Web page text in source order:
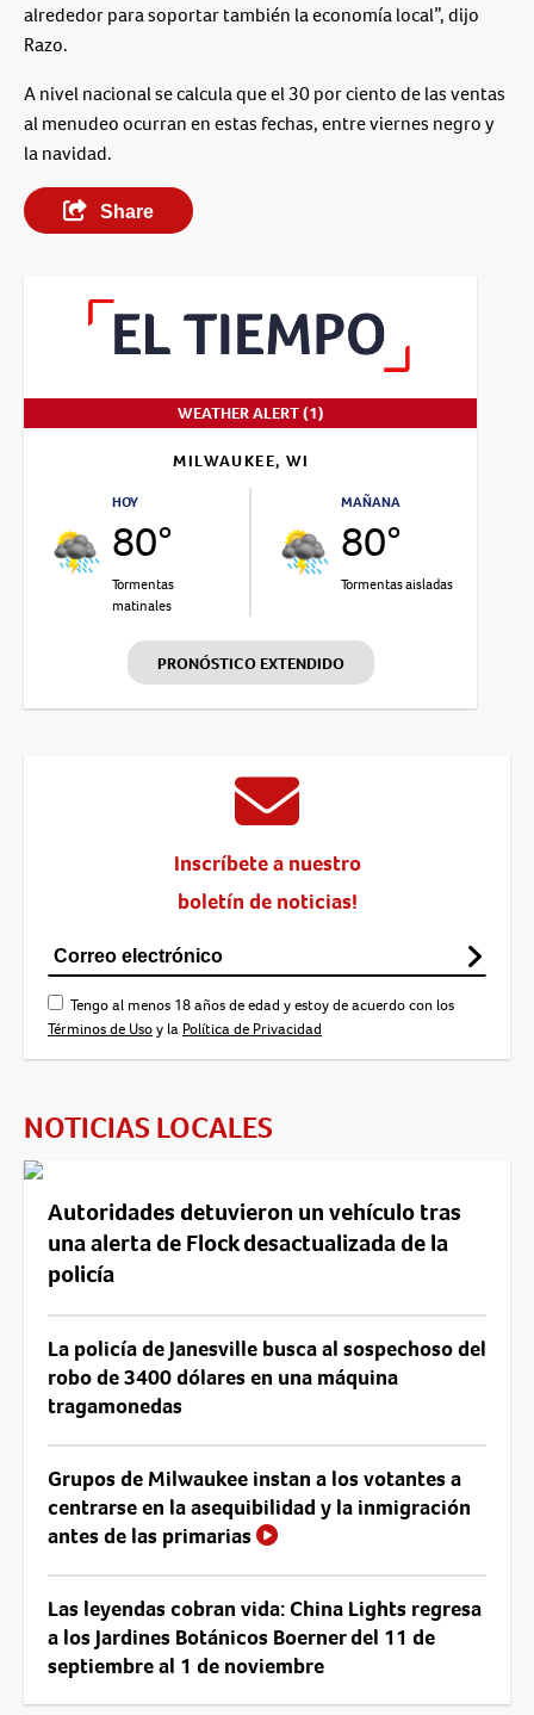
alrededor para soportar también la economía local”, dijo
Razo.
A nivel nacional se calcula que el 30 por ciento de las ventas
al menudeo ocurran en estas fechas, entre viernes negro y
la navidad.
Share
WEATHER ALERT (1)
MILWAUKEE, WI
HOY
80°
Tormentas
matinales
MAÑANA
80°
Tormentas aisladas
PRONÓSTICO EXTENDIDO
Inscríbete a nuestro
boletín de noticias!
Tengo al menos 18 años de edad y estoy de acuerdo con los
Términos de Usoy la Política de Privacidad
NOTICIAS LOCALES
Autoridades detuvieron un vehículo tras
una alerta de Flock desactualizada de la
policía
La policía de Janesville busca al sospechoso del
robo de 3400 dólares en una máquina
tragamonedas
Grupos de Milwaukee instan a los votantes a
centrarse en la asequibilidad y la inmigración
antes de las primarias
Las leyendas cobran vida: China Lights regresa
a los Jardines Botánicos Boerner del 11 de
septiembre al 1 de noviembre